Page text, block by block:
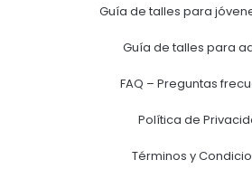
Guía de talles para
Guía de talles para
FAQ – Preguntas
Política de
Términos y